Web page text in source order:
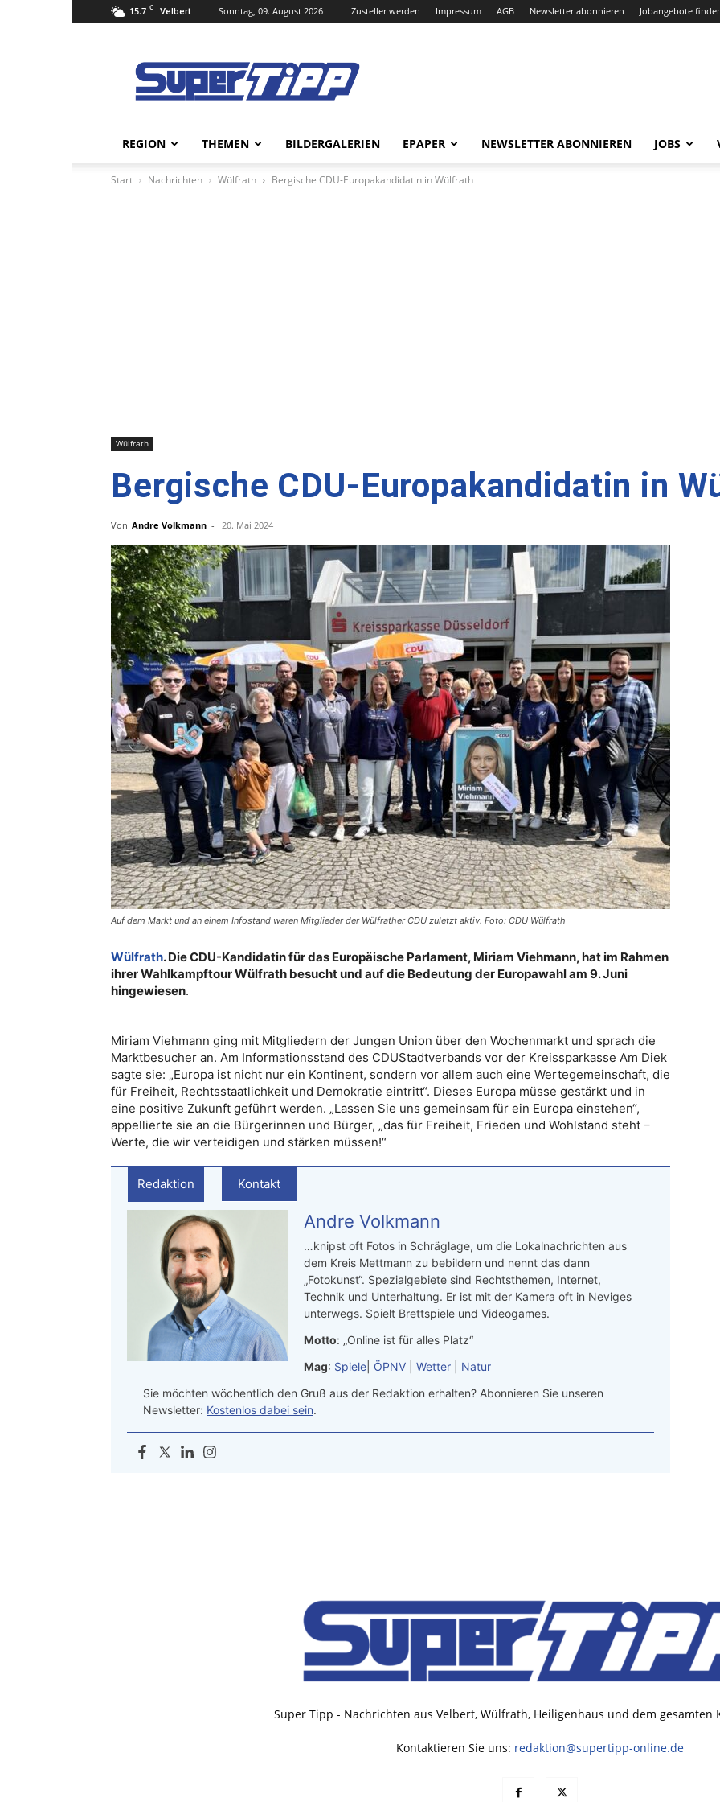
15.7 C Velbert Sonntag, 09. August 2026 Zusteller werden Impressum AGB Newsletter abonnieren Jobangebote
Tipp
Online
REGION THEMEN BILDERGALERIEN EPAPER NEWSLETTER ABONNIEREN JOBS
Start Nachrichten Wülfrath Bergische CDU-Europakandidatin in Wülfrath
Wülfrath
Bergische CDU-Europakandidatin in
Von Andre Volkmann - 20. Mai 2024
Auf dem Markt und an einem Infostand waren Mitglieder der Wülfrather CDU zuletzt aktiv. Foto: CDU Wülfrath
Wülfrath. Die CDU-Kandidatin für das Europäische Parlament, Miriam Viehmann, hat im Rahmen
ihrer Wahlkampftour Wülfrath besucht und auf die Bedeutung der Europawahl am 9. Juni
hingewiesen.
Miriam Viehmann ging mit Mitgliedern der Jungen Union über den Wochenmarkt und sprach die
Marktbesucher an. Am Informationsstand des CDUStadtverbands vor der Kreissparkasse Am Diek
sagte sie: „Europa ist nicht nur ein Kontinent, sondern vor allem auch eine Wertegemeinschaft, die
für Freiheit, Rechtsstaatlichkeit und Demokratie eintritt“. Dieses Europa müsse gestärkt und in
eine positive Zukunft geführt werden. „Lassen Sie uns gemeinsam für ein Europa einstehen“,
appellierte sie an die Bürgerinnen und Bürger, „das für Freiheit, Frieden und Wohlstand steht –
Werte, die wir verteidigen und stärken müssen!“
Redaktion Kontakt
Andre Volkmann
…knipst oft Fotos in Schräglage, um die Lokalnachrichten aus
dem Kreis Mettmann zu bebildern und nennt das dann
„Fotokunst“. Spezialgebiete sind Rechtsthemen, Internet,
Technik und Unterhaltung. Er ist mit der Kamera oft in Neviges
unterwegs. Spielt Brettspiele und Videogames.
Motto: „Online ist für alles Platz“
Mag: Spiele ÖPNV Wetter
Natur
Sie möchten wöchentlich den Gruß aus der Redaktion erhalten? Abonnieren Sie unseren
Newsletter: Kostenlos dabei sein.
Super Tipp - Nachrichten aus Velbert, Wülfrath, Heiligenhaus und dem gesamten
Kontaktieren Sie uns: redaktion@supertipp-online.de